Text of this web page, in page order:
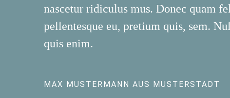
nascetur ridiculus mus. Donec quam
pellentesque eu, pretium quis, sem.
quis enim.
MAX MUSTERMANN AUS MUSTERSTADT